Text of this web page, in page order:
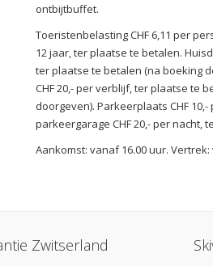
ontbijtbuffet.
Toeristenbelasting CHF 6,11 per
12 jaar, ter plaatse te betalen.
ter plaatse te betalen (na boeking
CHF 20,- per verblijf, ter plaatse te
doorgeven). Parkeerplaats CHF
parkeergarage CHF 20,- per nacht,
Aankomst: vanaf 16.00 uur. Vertrek:
Zwitserland